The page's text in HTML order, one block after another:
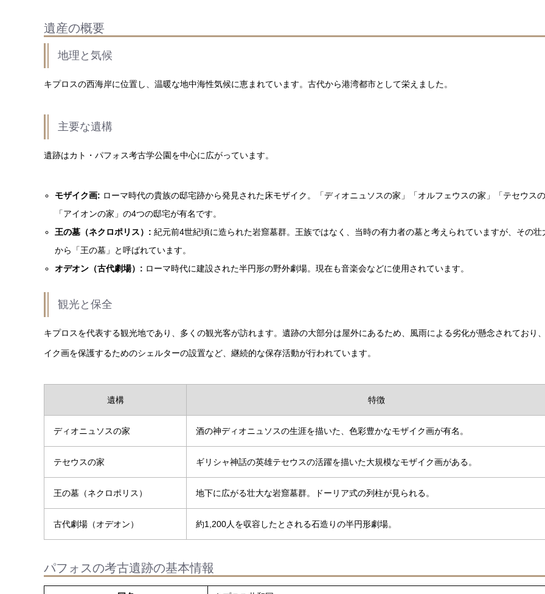
遺産の概要
地理と気候
キプロスの西海岸に位置し、温暖な地中海性気候に恵まれています。古代から港湾都市として栄えました。
主要な遺構
遺跡はカト・パフォス考古学公園を中心に広がっています。
モザイク画: ローマ時代の貴族の邸宅跡から発見された床モザイク。「ディオニュソスの家」「オルフェウスの家」「テセウス
「アイオンの家」の4つの邸宅が有名です。
王の墓（ネクロポリス）: 紀元前4世紀頃に造られた岩窟墓群。王族ではなく、当時の有力者の墓と考えられていますが、その壮
から「王の墓」と呼ばれています。
オデオン（古代劇場）: ローマ時代に建設された半円形の野外劇場。現在も音楽会などに使用されています。
観光と保全
キプロスを代表する観光地であり、多くの観光客が訪れます。遺跡の大部分は屋外にあるため、風雨による劣化が懸念されており
イク画を保護するためのシェルターの設置など、継続的な保存活動が行われています。
遺構 特徴
ディオニュソスの家 酒の神ディオニュソスの生涯を描いた、色彩豊かなモザイク画が有名。
テセウスの家 ギリシャ神話の英雄テセウスの活躍を描いた大規模なモザイク画がある。
王の墓（ネクロポリス） 地下に広がる壮大な岩窟墓群。ドーリア式の列柱が見られる。
古代劇場（オデオン） 約1,200人を収容したとされる石造りの半円形劇場。
パフォスの考古遺跡の基本情報